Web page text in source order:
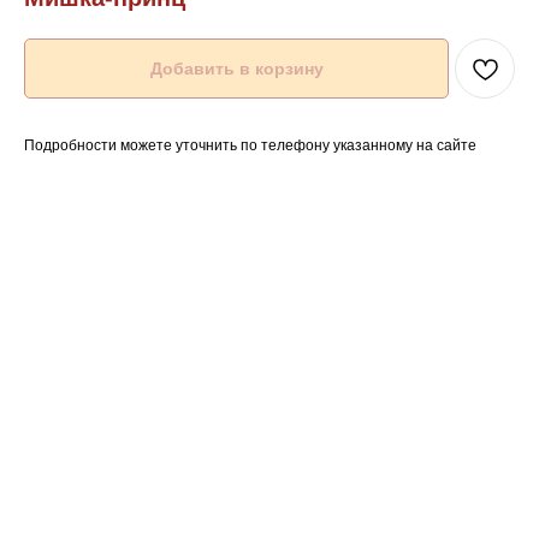
Добавить в корзину
Подробности можете уточнить по телефону указанному на сайте